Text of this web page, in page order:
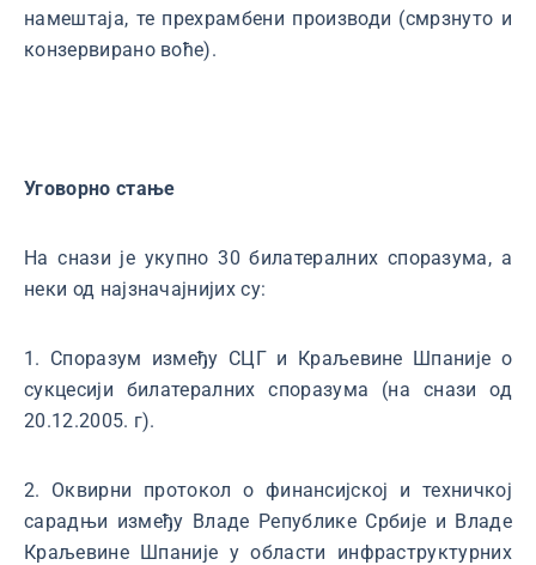
намештаја, те прехрамбени производи (смрзнуто и
конзервирано воће).
Уговорно стање
На снази је укупно 30 билатералних споразума, а
неки од најзначајнијих су:
1. Споразум између СЦГ и Краљевине Шпаније о
сукцесији билатералних споразума (на снази од
20.12.2005. г).
2. Оквирни протокол о финансијској и техничкој
сарадњи између Владе Републике Србије и Владе
Краљевине Шпаније у области инфраструктурних